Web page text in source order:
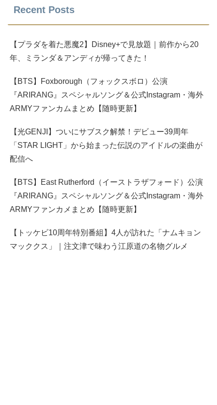
Recent Posts
【プラダを着た悪魔2】Disney+で見放題｜前作から20
年、ミランダ＆アンディが帰ってきた！
【BTS】Foxborough（フォックスボロ）公演
『ARIRANG』スペシャルソング＆公式Instagram・海外
ARMYファンカムまとめ【随時更新】
【光GENJI】ついにサブスク解禁！デビュー39周年
「STAR LIGHT」から始まった伝説のアイドルの楽曲が
配信へ
【BTS】East Rutherford（イーストラザフォード）公演
『ARIRANG』スペシャルソング＆公式Instagram・海外
ARMYファンカメまとめ【随時更新】
【トッケビ10周年特別番組】4人が訪れた「ナムキョン
マッククス」｜注文津で味わう江原道の名物グルメ